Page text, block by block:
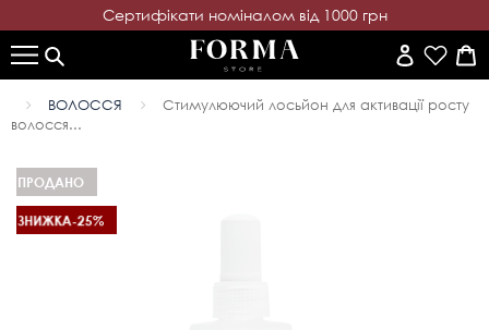
Cертифікати номіналом від 1000 грн
ВОЛОССЯ
Стимулюючий лосьйон для активації росту
волосся...
ПРОДАНО
ЗНИЖКА-25%